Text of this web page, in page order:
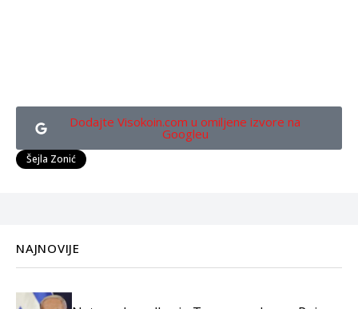
Dodajte Visokoin.com u omiljene izvore na
Googleu
Šejla Zonić
NAJNOVIJE